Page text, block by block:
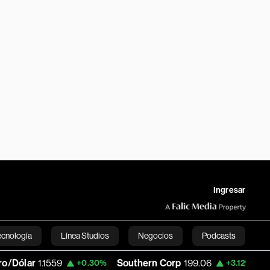
Ingresar
Línea Studios Negocios Podcasts
English
1.1559 +0.30% Southern Corp 199.06 +3.12% Copa